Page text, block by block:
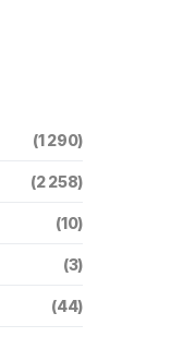
(1 290)
(2 258)
(10)
(3)
(44)